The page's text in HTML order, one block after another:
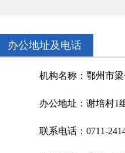
办公地址及电话
机构名称：鄂州市
办公地址：谢培村1
联系电话：0711-